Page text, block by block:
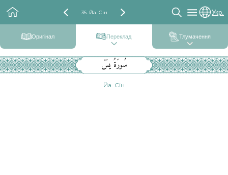
36. Йа. Сін Укр.
Оригінал Переклад Тлумачення
سُورَةُ يسٓ
Йа. Сін